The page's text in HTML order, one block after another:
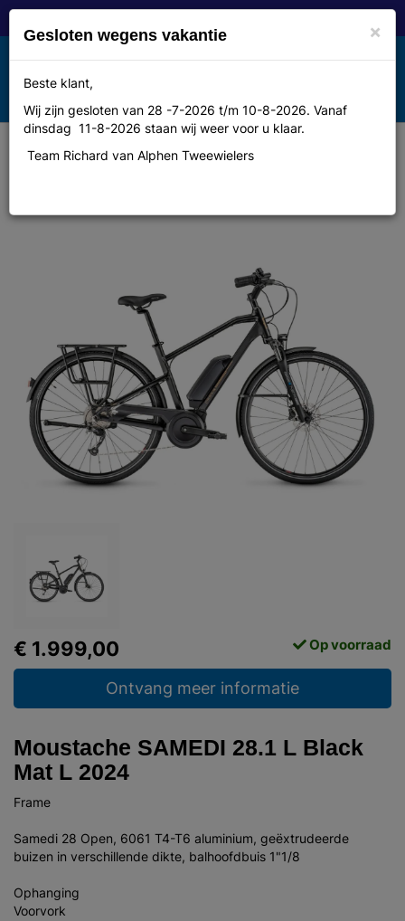
Toggle
navigation
MENU
Moustache SAMEDI 28.1 L Black
€ 1.999,00 Op voorraad
Ontvang meer informatie
Moustache SAMEDI 28.1 L Black
Mat L 2024
Frame
Samedi 28 Open, 6061 T4-T6 aluminium, geëxtrudeerde
buizen in verschillende dikte, balhoofdbuis 1"1/8
Ophanging
Voorvork
×
Gesloten wegens vakantie
Beste klant,
Wij zijn gesloten van 28 -7-2026 t/m 10-8-2026. Vanaf
dinsdag 11-8-2026 staan wij weer voor u klaar.
Team Richard van Alphen Tweewielers